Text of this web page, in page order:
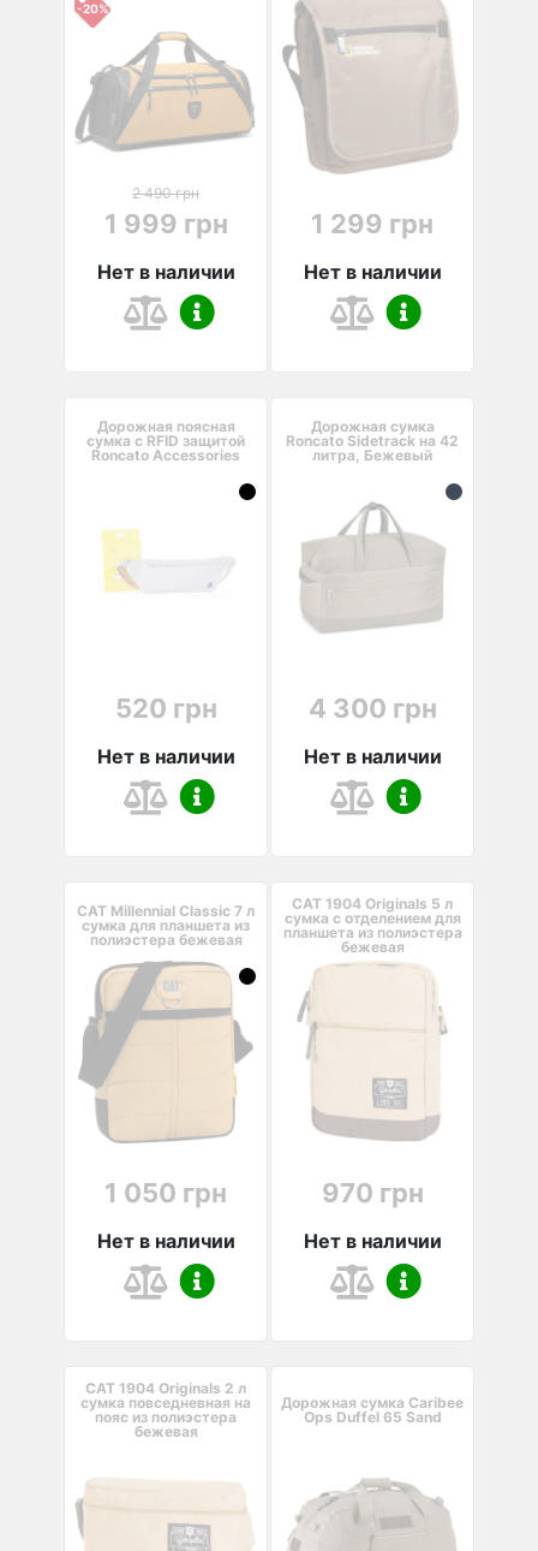
-20%
2 490 грн
1 999 грн
Нет в наличии
1 299 грн
Нет в наличии
Дорожная поясная
сумка с RFID защитой
Roncato Accessories
520 грн
Нет в наличии
Дорожная сумка
Roncato Sidetrack на 42
литра, Бежевый
4 300 грн
Нет в наличии
CAT Millennial Classic 7 л
сумка для планшета из
полиэстера бежевая
1 050 грн
Нет в наличии
CAT 1904 Originals 5 л
сумка с отделением для
планшета из полиэстера
бежевая
970 грн
Нет в наличии
CAT 1904 Originals 2 л
cумка повседневная на
пояс из полиэстера
бежевая
Дорожная сумка Caribee
Ops Duffel 65 Sand